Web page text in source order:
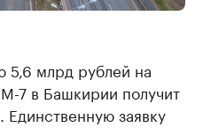
5,6 млрд рублей на
7 в Башкирии получит
Единственную заявку